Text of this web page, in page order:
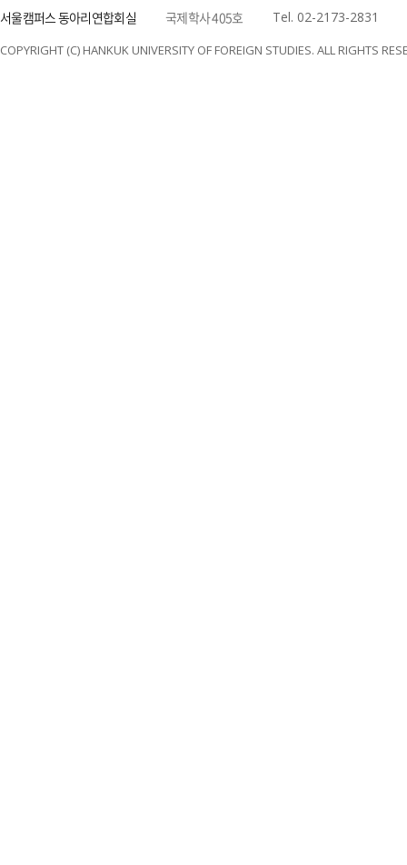
서울캠퍼스 동아리연합회실 국제학사 405호 Tel. 02-2173-2831
COPYRIGHT (C) HANKUK UNIVERSITY OF FOREIGN STUDIES. ALL RIGHTS